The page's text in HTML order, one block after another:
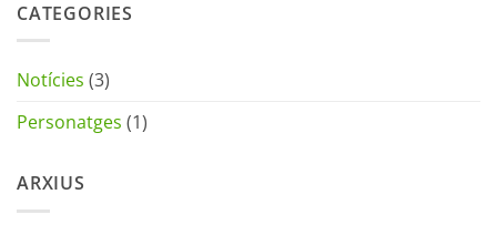
CATEGORIES
Notícies (3)
Personatges (1)
ARXIUS